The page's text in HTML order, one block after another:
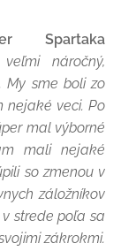
Spartaka
náročný,
My sme boli zo
nejaké veci. Po
mal výborné
mali nejaké
so zmenou v
záložníkov
strede poľa sa
zákrokmi.